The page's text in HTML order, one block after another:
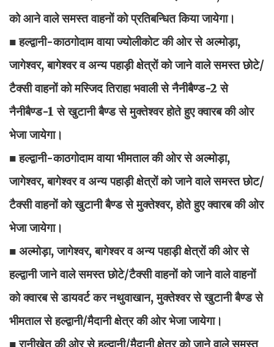
को आने वाले समस्त वाहनों को प्रतिबन्धित किया जायेगा।
■ हल्द्वानी-काठगोदाम वाया ज्योलीकोट की ओर से अल्मोड़ा,
जागेश्वर, बागेश्वर व अन्य पहाड़ी क्षेत्रों को जाने वाले समस्त छोटे/
टैक्सी वाहनों को मस्जिद तिराहा भवाली से नैनीबैण्ड-2 से
नैनीबैण्ड-1 से खुटानी बैण्ड से मुक्तेश्वर होते हुए क्वारब की ओर
भेजा जायेगा।
■ हल्द्वानी-काठगोदाम वाया भीमताल की ओर से अल्मोड़ा,
जागेश्वर, बागेश्वर व अन्य पहाड़ी क्षेत्रों को जाने वाले समस्त छोट/
टैक्सी वाहनों को खुटानी बैण्ड से मुक्तेश्वर, होते हुए क्वारब की ओर
भेजा जायेगा।
■ अल्मोड़ा, जागेश्वर, बागेश्वर व अन्य पहाड़ी क्षेत्रों की ओर से
हल्द्वानी जाने वाले समस्त छोटे/टैक्सी वाहनों को जाने वाले वाहनों
को क्वारब से डायवर्ट कर नथुवाखान, मुक्तेश्वर से खुटानी बैण्ड से
भीमताल से हल्द्वानी/मैदानी क्षेत्र की ओर भेजा जायेगा।
■ रानीखेत की ओर से हल्द्वानी/मैदानी क्षेत्र को जाने वाले समस्त